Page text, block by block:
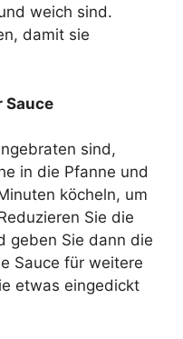
weich sind.
damit sie
Sauce
sind,
in die Pfanne und
köcheln, um
Sie die
geben Sie dann die
Sauce für weitere
etwas eingedickt